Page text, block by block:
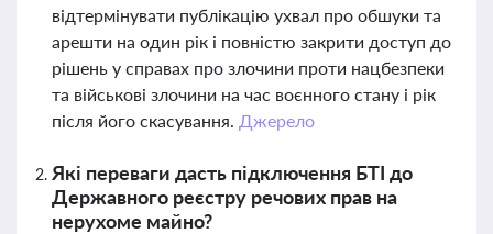
відтермінувати публікацію ухвал про обшуки та
арешти на один рік і повністю закрити доступ до
рішень у справах про злочини проти нацбезпеки
та військові злочини на час воєнного стану і рік
після його скасування. Джерело
Які переваги дасть підключення БТІ до
Державного реєстру речових прав на
нерухоме майно?